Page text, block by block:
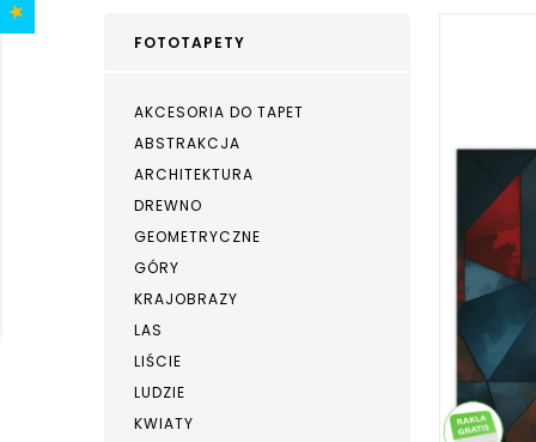
FOTOTAPETY
AKCESORIA DO TAPET
ABSTRAKCJA
ARCHITEKTURA
DREWNO
GEOMETRYCZNE
GÓRY
KRAJOBRAZY
LAS
LIŚCIE
LUDZIE
KWIATY